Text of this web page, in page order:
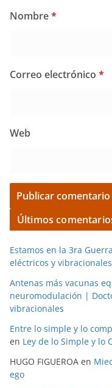
Nombre*
Correo electrónico *
Web
Últimos
Estamos en la 3ra
eléctricos y vibracionales
Antenas más vacunas
neuromodulación |
vibracionales
Entre lo simple y lo
en Ley de lo Simple y lo
HUGO FIGUEROA en
ego